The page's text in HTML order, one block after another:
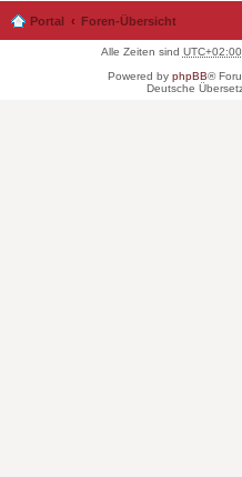
Portal Foren-Übersicht
Alle Zeiten sind UTC+02:00
Powered by phpBB®
Deutsche